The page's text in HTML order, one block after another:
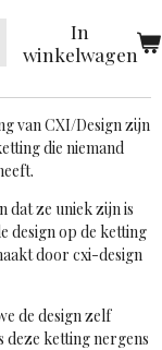
In
winkelwagen
van CXI/Designzijn
die niemand
dat ze uniek zijn is
design op de ketting
door cxi-design
de design zelf
deze ketting nergens